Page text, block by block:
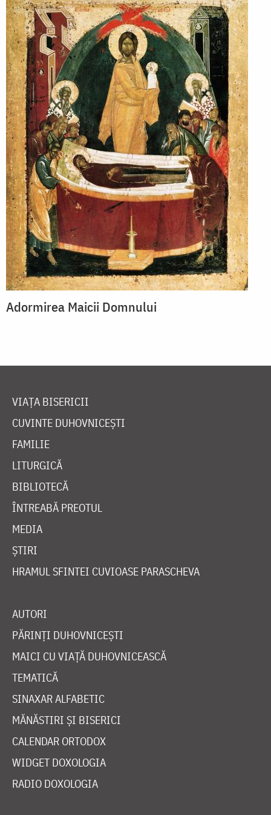
Adormirea Maicii Domnului
VIAȚA BISERICII
CUVINTE DUHOVNICEȘTI
FAMILIE
LITURGICĂ
BIBLIOTECĂ
ÎNTREABĂ PREOTUL
MEDIA
ȘTIRI
HRAMUL SFINTEI CUVIOASE PARASCHEVA
AUTORI
PĂRINȚI DUHOVNICEȘTI
MAICI CU VIAȚĂ DUHOVNICEASCĂ
TEMATICĂ
SINAXAR ALFABETIC
MĂNĂSTIRI ȘI BISERICI
CALENDAR ORTODOX
WIDGET DOXOLOGIA
RADIO DOXOLOGIA